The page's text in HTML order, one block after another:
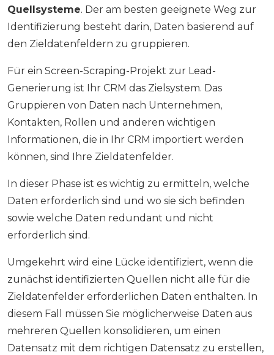
Quellsysteme. Der am besten geeignete Weg zur
Identifizierung besteht darin, Daten basierend auf
den Zieldatenfeldern zu gruppieren.
Für ein Screen-Scraping-Projekt zur Lead-
Generierung ist Ihr CRM das Zielsystem. Das
Gruppieren von Daten nach Unternehmen,
Kontakten, Rollen und anderen wichtigen
Informationen, die in Ihr CRM importiert werden
können, sind Ihre Zieldatenfelder.
In dieser Phase ist es wichtig zu ermitteln, welche
Daten erforderlich sind und wo sie sich befinden
sowie welche Daten redundant und nicht
erforderlich sind.
Umgekehrt wird eine Lücke identifiziert, wenn die
zunächst identifizierten Quellen nicht alle für die
Zieldatenfelder erforderlichen Daten enthalten. In
diesem Fall müssen Sie möglicherweise Daten aus
mehreren Quellen konsolidieren, um einen
Datensatz mit dem richtigen Datensatz zu erstellen,